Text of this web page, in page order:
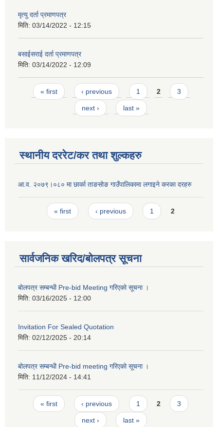
मृत्यु दर्ता प्रमाणपत्र
मिति: 03/14/2022 - 12:15
बसाईसराई दर्ता प्रमाणपत्र
मिति: 03/14/2022 - 12:09
Pages
« first ‹ previous 1 2 3
next › last »
स्थानीय दररेट/कर तथा शुल्कहरु
आ.व. २०७९।०८० मा छार्का ताङसोङ गाउँपालिकामा लगाइने करका दरहरु
Pages« first ‹ previous 1 2
सार्वजनिक खरिद/बोलपत्र सूचना
बोलपत्र सम्बन्धी Pre-bid Meeting गरिएको सूचना ।
मिति: 03/16/2025 - 12:00
Invitation For Sealed Quotation
मिति: 02/12/2025 - 20:14
बोलपत्र सम्बन्धी Pre-bid meeting गरिएको सूचना ।
मिति: 11/12/2024 - 14:41
Pages
« first ‹ previous 1 2 3
next › last »